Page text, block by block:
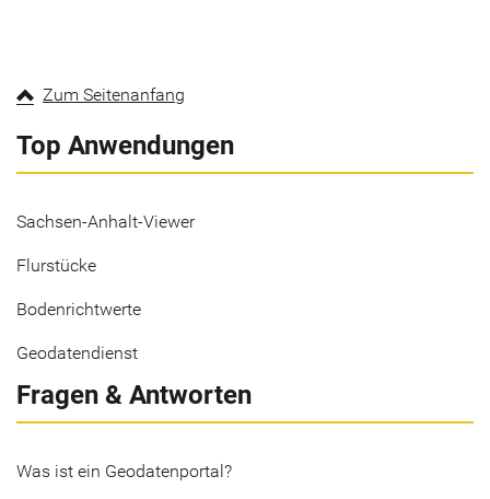
Zum Seitenanfang
Top Anwendungen
Sachsen-Anhalt-Viewer
Flurstücke
Bodenrichtwerte
Geodatendienst
Fragen & Antworten
Was ist ein Geodatenportal?